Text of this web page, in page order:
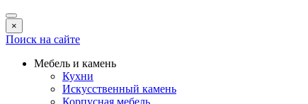
×
Поиск на сайте
Мебель и камень
Кухни
Искусственный камень
Корпусная мебель